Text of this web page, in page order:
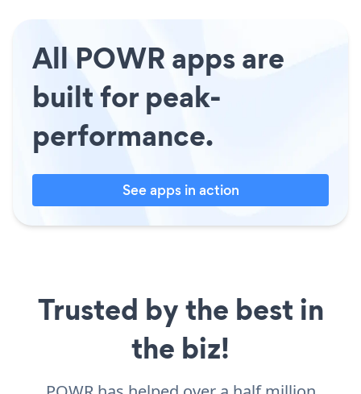
All POWR apps are
built for peak-
performance.
See apps in action
Trusted by the best in
the biz!